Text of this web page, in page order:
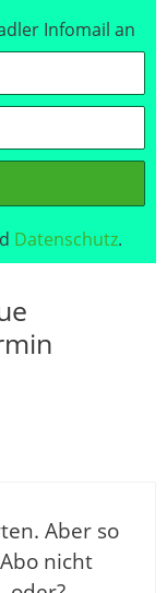
Infomail an
Datenschutz.
Aber so
nicht